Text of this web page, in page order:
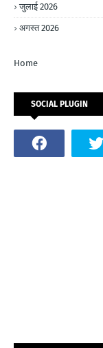
जुलाई 2026
अगस्त 2026
Home
SOCIAL PLUGIN